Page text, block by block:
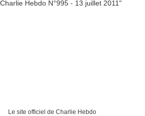
Le site officiel de Charlie Hebdo